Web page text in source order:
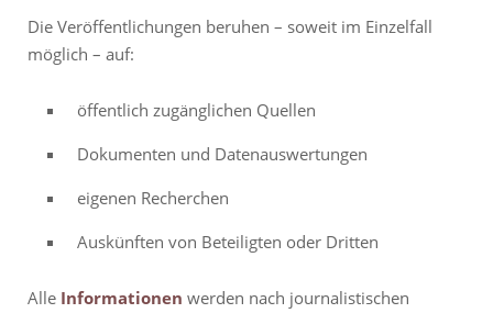
Die Veröffentlichungen beruhen – soweit im Einzelfall
möglich – auf:
öffentlich zugänglichen Quellen
Dokumenten und Datenauswertungen
eigenen Recherchen
Auskünften von Beteiligten oder Dritten
Alle Informationen werden nach journalistischen